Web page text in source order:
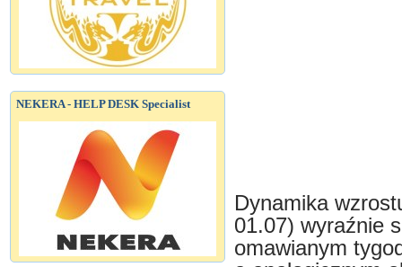
NEKERA - HELP DESK Specialist
Dynamika
01.07) wyraźnie
omawianym